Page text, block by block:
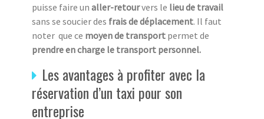
puisse faire un aller-retourvers le lieu de travail
sans se soucier des frais de déplacement. Il faut
noter que ce moyen de transport permet de
prendre en charge le transport personnel.
Les avantages à profiter avec la
réservation d’un taxi pour son
entreprise